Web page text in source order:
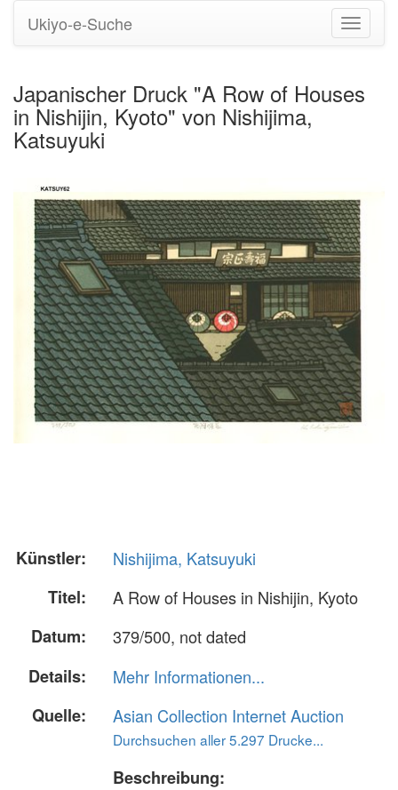
Ukiyo-e-Suche
Japanischer Druck "A Row of Houses
in Nishijin, Kyoto" von Nishijima,
Katsuyuki
Künstler:
Nishijima, Katsuyuki
Titel:
A Row of Houses in Nishijin, Kyoto
Datum:
379/500, not dated
Details:
Mehr Informationen...
Quelle:
Asian Collection Internet Auction
Durchsuchen aller 5.297 Drucke...
Beschreibung: